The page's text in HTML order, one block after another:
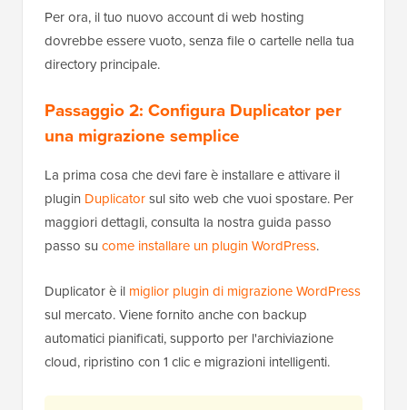
Per ora, il tuo nuovo account di web hosting
dovrebbe essere vuoto, senza file o cartelle nella tua
directory principale.
Passaggio 2: Configura Duplicator per
una migrazione semplice
La prima cosa che devi fare è installare e attivare il
plugin Duplicatorsul sito web che vuoi spostare. Per
maggiori dettagli, consulta la nostra guida passo
passo su come installare un plugin WordPress.
Duplicator è il miglior plugin di migrazione WordPress
sul mercato. Viene fornito anche con backup
automatici pianificati, supporto per l'archiviazione
cloud, ripristino con 1 clic e migrazioni intelligenti.